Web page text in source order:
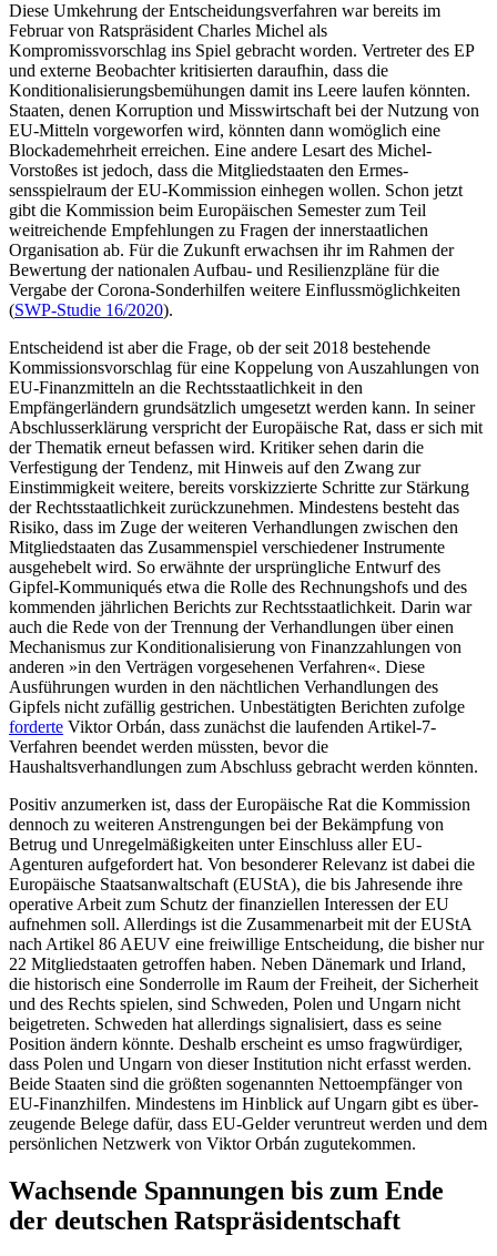
Diese Umkehrung der Entscheidungs­verfahren war bereits im
Februar von Rats­präsident Charles Michel als
Kompromissvorschlag ins Spiel gebracht worden. Ver­treter des EP
und externe Beobachter kriti­sierten daraufhin, dass die
Konditionalisie­rungsbemühungen damit ins Leere laufen könnten.
Staaten, denen Korrup­tion und Misswirtschaft bei der Nutzung von
EU-Mit­teln vorgeworfen wird, könnten dann wo­möglich eine
Blockademehrheit erreichen. Eine andere Lesart des Michel-
Vorstoßes ist jedoch, dass die Mitgliedstaaten den Ermes­
sensspielraum der EU-Kommission einhegen wollen. Schon jetzt
gibt die Kommission beim Europäischen Semester zum Teil
weitreichende Empfehlungen zu Fragen der innerstaat­lichen
Organisation ab. Für die Zukunft erwachsen ihr im Rah­men der
Bewertung der nationalen Auf­bau- und Resi­lienzpläne für die
Vergabe der Corona-Sonderhilfen weitere Einfluss­möglichkeiten
(SWP-Studie 16/2020).
Entscheidend ist aber die Frage, ob der seit 2018 bestehende
Kommissionsvorschlag für eine Koppelung von Auszahlungen von
EU-Finanzmitteln an die Rechtsstaatlichkeit in den
Empfängerländern grundsätzlich umgesetzt werden kann. In seiner
Abschluss­erklärung verspricht der Europäische Rat, dass er sich mit
der Thematik erneut befas­sen wird. Kritiker sehen darin die
Verfestigung der Tendenz, mit Hinweis auf den Zwang zur
Einstimmigkeit wei­tere, bereits vorskizzierte Schritte zur Stärkung
der Rechtsstaatlichkeit zurückzunehmen. Min­destens besteht das
Risiko, dass im Zuge der weiteren Verhandlungen zwischen den
Mit­glied­staaten das Zusammenspiel verschiedener Instrumente
ausgehebelt wird. So erwähnte der ursprüngliche Entwurf des
Gipfel-Kommuniqués etwa die Rolle des Rechnungshofs und des
kommenden jähr­lichen Berichts zur Rechtsstaatlichkeit. Da­rin war
auch die Rede von der Trennung der Verhandlungen über einen
Mechanismus zur Konditionalisierung von Finanzzahlungen von
ande­ren »in den Verträgen vorgesehenen Ver­fahren«. Diese
Ausführun­gen wurden in den nächtlichen Verhand­lungen des
Gipfels nicht zufällig gestrichen. Unbestätigten Berichten zu­folge
forderte Vik­tor Orbán, dass zunächst die laufenden Artikel-7-
Verfahren beendet werden müss­ten, bevor die
Haushaltsverhandlungen zum Abschluss gebracht werden könnten.
Positiv anzumerken ist, dass der Euro­päische Rat die Kommission
dennoch zu weiteren Anstrengungen bei der Bekämpfung von
Betrug und Unregelmäßigkeiten unter Einschluss aller EU-
Agenturen auf­gefordert hat. Von besonderer Relevanz ist dabei die
Europäische Staats­anwaltschaft (EUStA), die bis Jahresende ihre
operative Arbeit zum Schutz der finanziellen Inter­essen der EU
aufnehmen soll. Allerdings ist die Zu­sam­menarbeit mit der EUStA
nach Artikel 86 AEUV eine frei­willige Entscheidung, die bisher nur
22 Mit­gliedstaaten ge­troffen haben. Neben Dänemark und Irland,
die historisch eine Sonderrolle im Raum der Freiheit, der Sicherheit
und des Rechts spielen, sind Schweden, Polen und Ungarn nicht
beigetreten. Schweden hat allerdings signalisiert, dass es seine
Position ändern könnte. Deshalb erscheint es umso frag­würdiger,
dass Polen und Ungarn von dieser Institution nicht erfasst werden.
Beide Staa­ten sind die größten sogenannten Nettoempfänger von
EU-Finanz­hilfen. Mindestens im Hinblick auf Ungarn gibt es über­
zeugende Belege dafür, dass EU-Gelder ver­untreut werden und dem
persönlichen Netzwerk von Viktor Orbán zugutekommen.
Wachsende Spannungen bis zum Ende
der deutschen Ratspräsi­dent­schaft